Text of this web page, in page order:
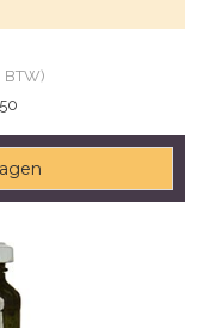
BTW)